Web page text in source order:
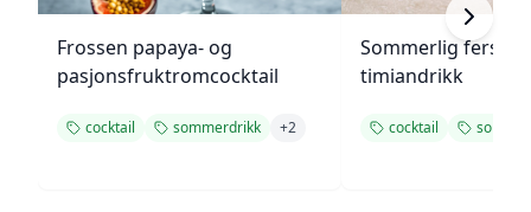
Frossen papaya- og
pasjonsfruktromcocktail
cocktail sommerdrikk +2
Sommerlig
timiandrikk
cocktail